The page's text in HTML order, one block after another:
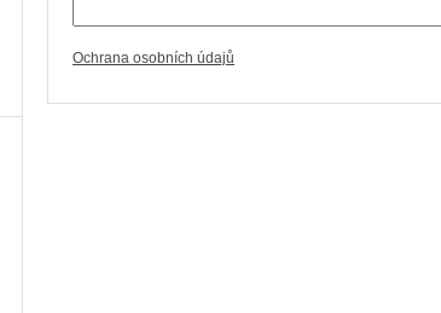
Ochrana osobních údajů